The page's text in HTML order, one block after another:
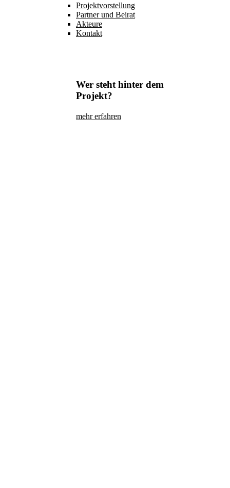
Projektvorstellung
Partner und Beirat
Akteure
Kontakt
Wer steht hinter dem
Projekt?
mehr erfahren